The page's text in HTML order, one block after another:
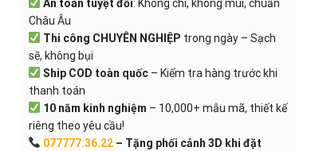
An toàn tuyệt đối: Không chì, không mùi, chuẩn
Châu Âu
Thi công CHUYÊN NGHIỆP trong ngày – Sạch
sẽ, không bụi
Ship COD toàn quốc – Kiểm tra hàng trước khi
thanh toán
10 năm kinh nghiệm – 10,000+ mẫu mã, thiết kế
riêng theo yêu cầu!
077777.36.22 – Tặng phối cảnh 3D khi đặt